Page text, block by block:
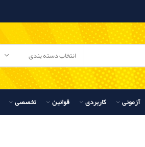
انتخاب دسته بندی
آزمونی کاربردی قوانین تخصصی